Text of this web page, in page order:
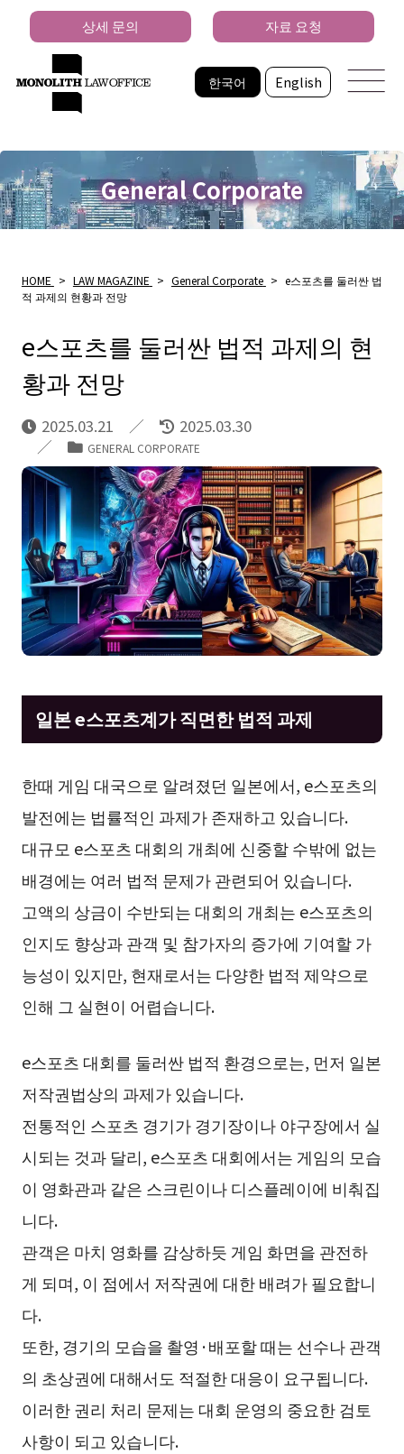
한국어 English
상세 문의 자료 요청
General Corporate
HOME > LAW MAGAZINE > General Corporate > e스포츠를 둘러싼 법
적 과제의 현황과 전망
e스포츠를 둘러싼 법적 과제의 현
황과 전망
2025.03.21 2025.03.30
GENERAL CORPORATE
일본 e스포츠계가 직면한 법적 과제
한때 게임 대국으로 알려졌던 일본에서, e스포츠의
발전에는 법률적인 과제가 존재하고 있습니다.
대규모 e스포츠 대회의 개최에 신중할 수밖에 없는
배경에는 여러 법적 문제가 관련되어 있습니다.
고액의 상금이 수반되는 대회의 개최는 e스포츠의
인지도 향상과 관객 및 참가자의 증가에 기여할 가
능성이 있지만, 현재로서는 다양한 법적 제약으로
인해 그 실현이 어렵습니다.
e스포츠 대회를 둘러싼 법적 환경으로는, 먼저 일본
저작권법상의 과제가 있습니다.
전통적인 스포츠 경기가 경기장이나 야구장에서 실
시되는 것과 달리, e스포츠 대회에서는 게임의 모습
이 영화관과 같은 스크린이나 디스플레이에 비춰집
니다.
관객은 마치 영화를 감상하듯 게임 화면을 관전하
게 되며, 이 점에서 저작권에 대한 배려가 필요합니
다.
또한, 경기의 모습을 촬영·배포할 때는 선수나 관객
의 초상권에 대해서도 적절한 대응이 요구됩니다.
이러한 권리 처리 문제는 대회 운영의 중요한 검토
사항이 되고 있습니다.